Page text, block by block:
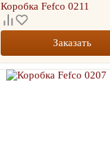
Коробка Fefco 0211
Заказать